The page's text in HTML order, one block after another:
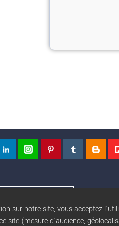
sur notre site, vous acceptez
site (mesure d'audience,